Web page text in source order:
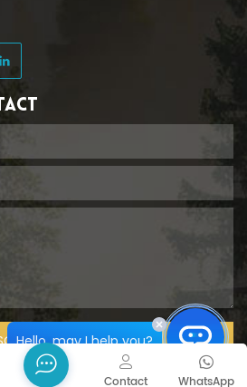
WhatsApp
Contact
Hello, may I help you?